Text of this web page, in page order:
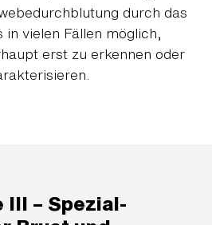
durch das
vielen Fällen möglich,
erst zu erkennen oder
III – Spezial-